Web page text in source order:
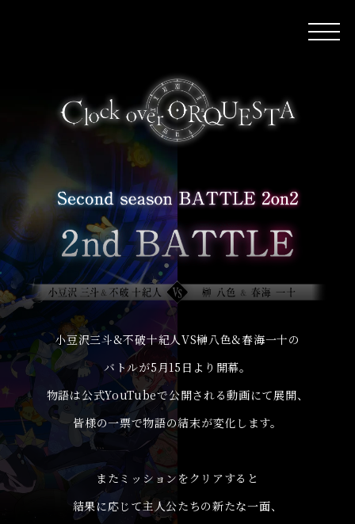
小豆沢三斗&不破十紀人VS榊八色&春海一十の
バトルが5月15日より開幕。
物語は公式YouTubeで公開される動画にて展開、
皆様の一票で物語の結末が変化します。
またミッションをクリアすると
結果に応じて主人公たちの新たな一面、